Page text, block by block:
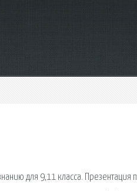
для 9,11 класса. Презентация